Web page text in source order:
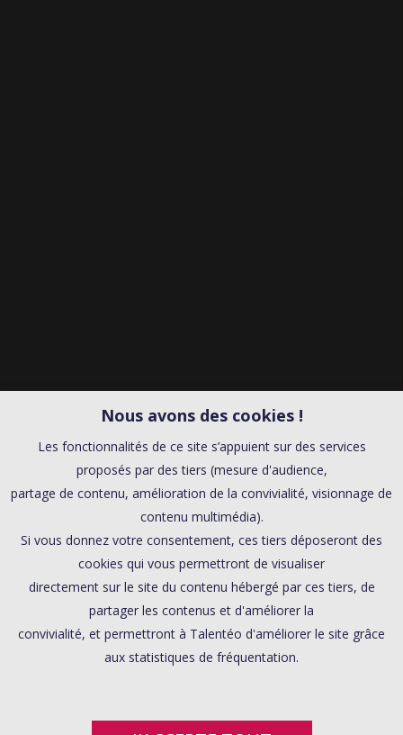
Nous avons des cookies !
Les fonctionnalités de ce site s’appuient sur des services
proposés par des tiers (mesure d'audience,
partage de contenu, amélioration de la convivialité, visionnage de
contenu multimédia).
Si vous donnez votre consentement, ces tiers déposeront des
cookies qui vous permettront de visualiser
directement sur le site du contenu hébergé par ces tiers, de
partager les contenus et d'améliorer la
convivialité, et permettront à Talentéo d'améliorer le site grâce
aux statistiques de fréquentation.